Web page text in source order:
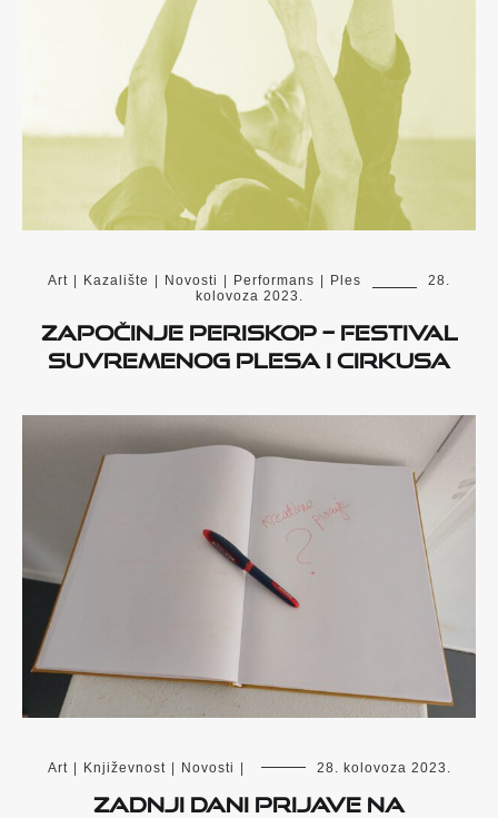
Art | Kazalište | Novosti | Performans | Ples
28.
kolovoza 2023.
Započinje PERISKOP – festival
suvremenog plesa i cirkusa
Art | Književnost | Novosti | 28. kolovoza 2023.
Zadnji dani prijave na